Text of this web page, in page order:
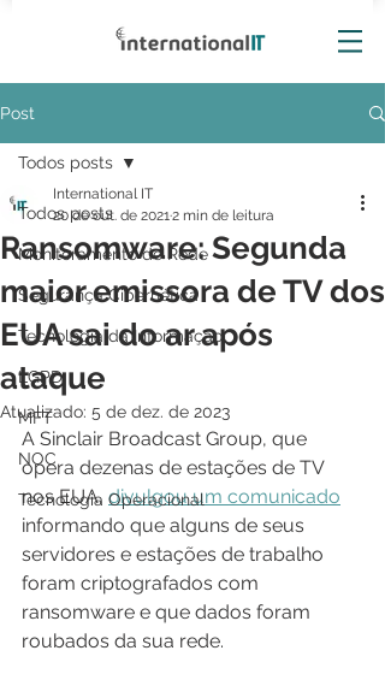
Post
Todos posts
Monitoramento de Rede
Segurança Cibernética
Tecnologia da Informação
LGPD
MFT
NOC
Tecnologia Operacional
Todos posts
Ransomware: Segunda
maior emissora de TV dos
EUA sai do ar após
ataque
International IT
20 de out. de 20212 min de leitura
Atualizado: 5 de dez. de 2023
A Sinclair Broadcast Group, que
opera dezenas de estações de TV
nos EUA, divulgou um comunicado
informando que alguns de seus
servidores e estações de trabalho
foram criptografados com
ransomware e que dados foram
roubados da sua rede.